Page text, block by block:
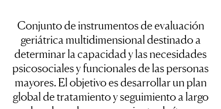
Conjunto de instrumentos de evaluación
geriátrica multidimensional destinado a
determinar la capacidad y las necesidades
psicosociales y funcionales de las personas
mayores. El objetivo es desarrollar un plan
global de tratamiento y seguimiento a largo